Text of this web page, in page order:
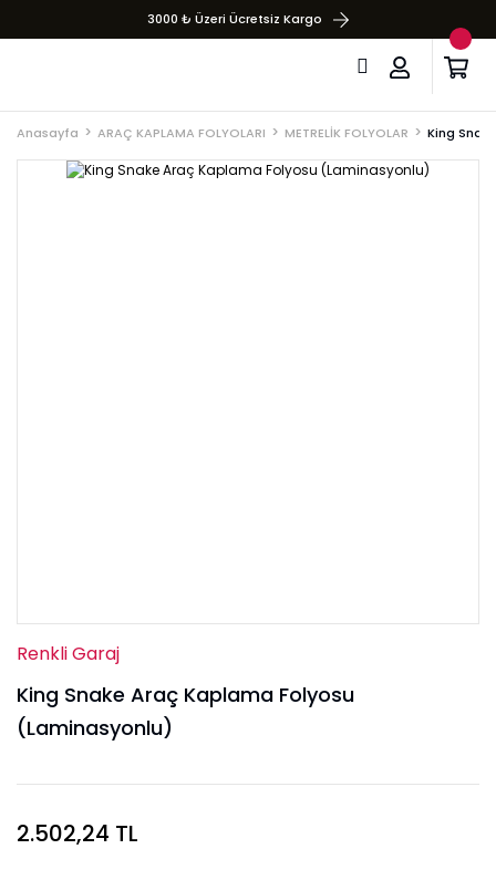
3000 ₺ Üzeri Ücretsiz Kargo
Anasayfa ARAÇ KAPLAMA FOLYOLARI METRELİK FOLYOLAR King
Renkli Garaj
King Snake Araç Kaplama Folyosu
(Laminasyonlu)
2.502,24 TL